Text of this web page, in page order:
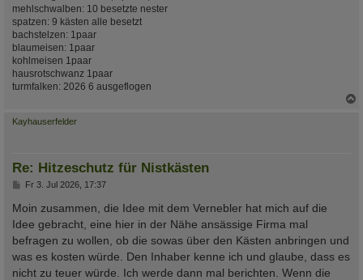
mehlschwalben: 10 besetzte nester
spatzen: 9 kästen alle besetzt
bachstelzen: 1paar
blaumeisen: 1paar
kohlmeisen 1paar
hausrotschwanz 1paar
turmfalken: 2026 6 ausgeflogen
Kayhauserfelder
Re: Hitzeschutz für Nistkästen
B
r
a
g
Fr 3. Jul 2026, 17:37
Moin zusammen, die Idee mit dem Vernebler hat mich auf die
Idee gebracht, eine hier in der Nähe ansässige Firma mal
befragen zu wollen, ob die sowas über den Kästen anbringen und
was es kosten würde. Den Inhaber kenne ich und glaube, dass es
nicht zu teuer würde. Ich werde dann mal berichten. Wenn die